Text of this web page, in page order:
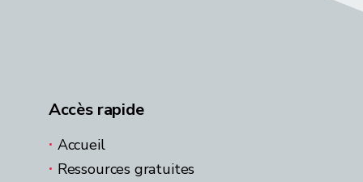
Accès rapide
Accueil
Ressources gratuites